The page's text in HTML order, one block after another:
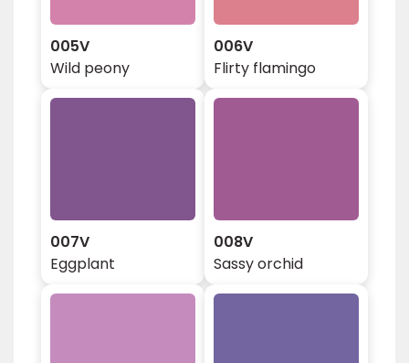
005V
Wild peony
006V
Flirty flamingo
007V
Eggplant
008V
Sassy orchid